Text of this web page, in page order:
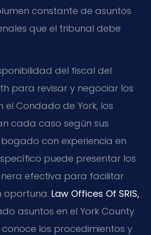
constante de asuntos
que el tribunal debe
del fiscal del
para revisar y negociar los
el Condado de York, los
cada caso según sus
con experiencia en
puede presentar los
efectiva para facilitar
oportuna. Law Offices Of SRIS,
asuntos en el York County
los procedimientos y